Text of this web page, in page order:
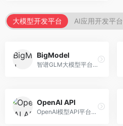
大模型开发平台 AI应用开发平台
BigModel
智谱GLM大模型平台，提供API调用与模型服务。面向开发者和企业用户，提供GLM系列模型API、微调服务、应用开发工具等，开源生态完善。
OpenAI API
OpenAI模型API平台，提供GPT系列模型服务。面向开发者，提供模型API、微调服务、Assistants API等，是AI开发领域的基础设施。